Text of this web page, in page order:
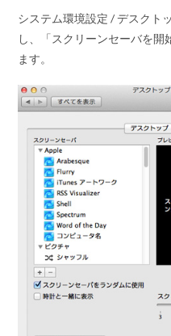
システム環境設定 / デスクト
し、「スクリーンセーバを開
ます。